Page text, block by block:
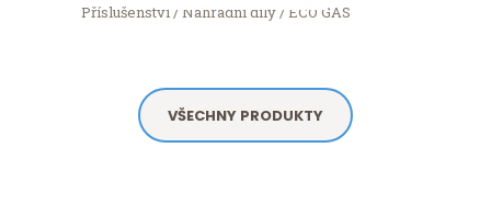
Příslušenství / Náhradní díly / ECO GAS
VŠECHNY PRODUKTY